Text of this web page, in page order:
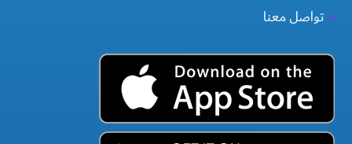
تواصل معنا